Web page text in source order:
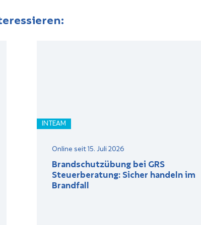
INTEAM
Online seit 15. Juli 2026
Brandschutzübung bei GRS
Steuerberatung: Sicher handeln im
Brandfall